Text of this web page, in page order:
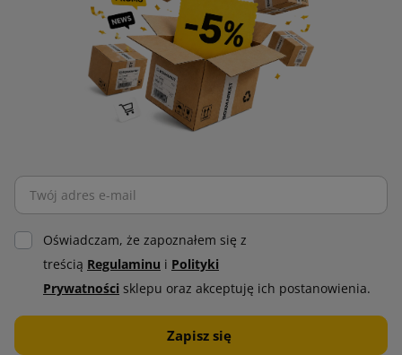
Oświadczam, że zapoznałem się z
treścią Regulaminu i Polityki
Prywatności sklepu oraz akceptuję ich postanowienia.